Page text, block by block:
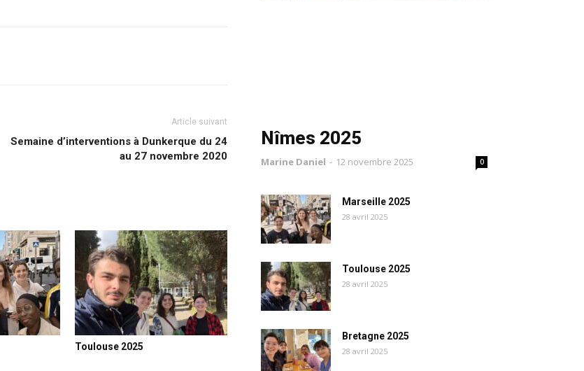
Article suivant
Semaine d’interventions à Dunkerque du 24
au 27 novembre 2020
Toulouse 2025
Nîmes 2025
Marine Daniel - 12 novembre 2025 0
Marseille 2025
28 avril 2025
Toulouse 2025
28 avril 2025
Bretagne 2025
28 avril 2025